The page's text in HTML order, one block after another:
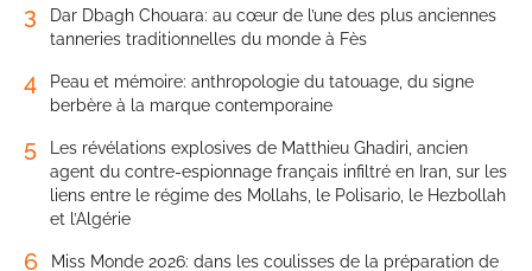
3
Dar Dbagh Chouara: au cœur de l’une des plus anciennes
tanneries traditionnelles du monde à Fès
4
Peau et mémoire: anthropologie du tatouage, du signe
berbère à la marque contemporaine
5
Les révélations explosives de Matthieu Ghadiri, ancien
agent du contre-espionnage français infiltré en Iran, sur les
liens entre le régime des Mollahs, le Polisario, le Hezbollah
et l’Algérie
6
Miss Monde 2026: dans les coulisses de la préparation de